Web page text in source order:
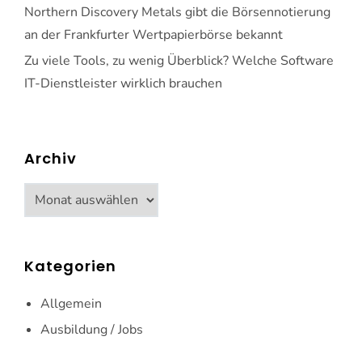
Northern Discovery Metals gibt die Börsennotierung
an der Frankfurter Wertpapierbörse bekannt
Zu viele Tools, zu wenig Überblick? Welche Software
IT-Dienstleister wirklich brauchen
Archiv
Archiv
Kategorien
Allgemein
Ausbildung / Jobs